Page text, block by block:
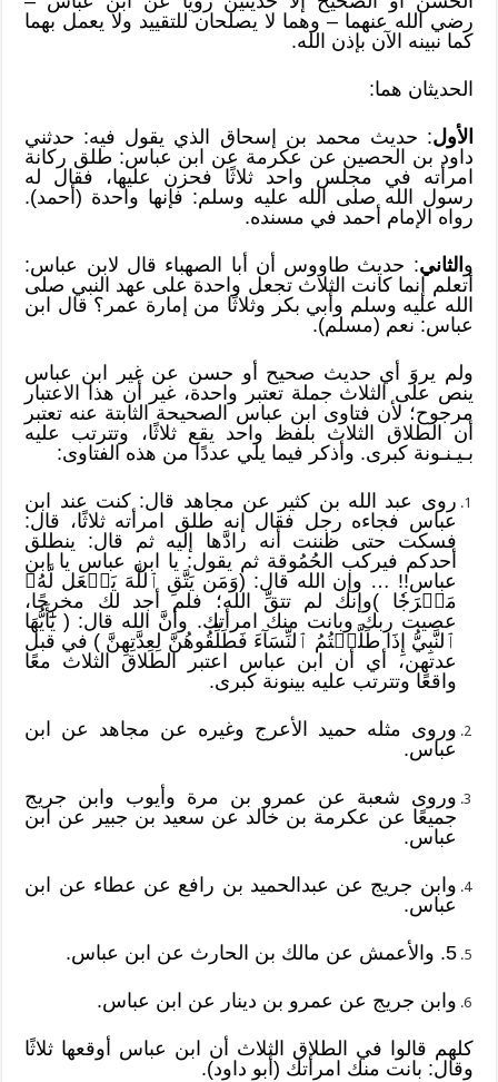
رضي الله عنهما – وهما لا يصلحان للتقييد ولا يعمل بهما
كما نبينه الآن بإذن الله.
الحديثان هما:
الأول: حديث محمد بن إسحاق الذي يقول فيه: حدثني
داود بن الحصين عن عكرمة عن ابن عباس: طلق ركانة
امرأته في مجلس واحد ثلاثًا فحزن عليها، فقال له
رسول الله صلى الله عليه وسلم: فإنها واحدة (أحمد).
رواه الإمام أحمد في مسنده.
و الثاني: حديث طاووس أن أبا الصهباء قال لابن عباس:
أتعلم إنما كانت الثلاث تجعل واحدة على عهد النبي صلى
الله عليه وسلم وأبي بكر وثلاثًا من إمارة عمر؟ قال ابن
عباس: نعم (مسلم).
ولم يروَ أي حديث صحيح أو حسن عن غير ابن عباس
ينص على الثلاث جملة تعتبر واحدة، غير أن هذا الاعتبار
مرجوح؛ لأن فتاوى ابن عباس الصحيحة الثابتة عنه تعتبر
أن الطلاق الثلاث بلفظ واحد يقع ثلاثًا، وتترتب عليه
بـيـنـونة كبرى. وأذكر فيما يلي عددًا من هذه الفتاوى:
روى عبد الله بن كثير عن مجاهد قال: كنت عند ابن
عباس فجاءه رجل فقال إنه طلق امرأته ثلاثًا، قال:
فسكت حتى ظننت أنه رادَّها إليه ثم قال: ينطلق
أحدكم فيركب الحُمُوقة ثم يقول: يا ابن عباس يا ابن
عباس!! … وإن الله قال: (وَمَن يَتَّقِ ٱللَّهَ يَجۡعَل لَّهُۥ
مَخۡرَجٗا )وإنك لم تتقِّ الله؛ فلم أجد لك مخرجًا،
عصيت ربك وبانت منك امرأتك. وأنَّ الله قال: ( يَٰٓأَيُّهَا
ٱلنَّبِيُّ إِذَا طَلَّقۡتُمُ ٱلنِّسَآءَ فَطَلِّقُوهُنَّ لِعِدَّتِهِنَّ ) في قبل
عدتهن، أي أن ابن عباس اعتبر الطلاق الثلاث معًا
واقعًا وتترتب عليه بينونة كبرى.
وروى مثله حميد الأعرج وغيره عن مجاهد عن ابن
عباس.
وروى شعبة عن عمرو بن مرة وأيوب وابن جريج
جميعًا عن عكرمة بن خالد عن سعيد بن جبير عن ابن
عباس.
وابن جريج عن عبدالحميد بن رافع عن عطاء عن ابن
عباس.
5. والأعمش عن مالك بن الحارث عن ابن عباس.
وابن جريج عن عمرو بن دينار عن ابن عباس.
كلهم قالوا في الطلاق الثلاث أن ابن عباس أوقعها ثلاثًا
وقال: بانت منك امرأتك (أبو داود).